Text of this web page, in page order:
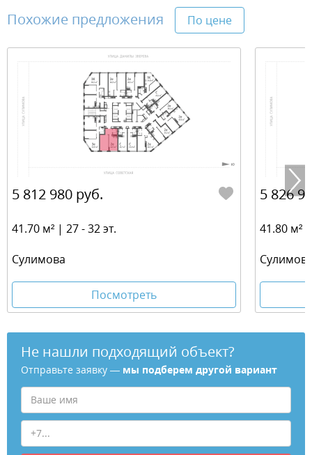
Похожие предложения По цене
5 812 980 руб.
41.70 м² | 27 - 32 эт.
​Сулимова
Посмотреть
5 826
41.80 м²
Не нашли подходящий объект?
Отправьте заявку — мы подберем другой вариант